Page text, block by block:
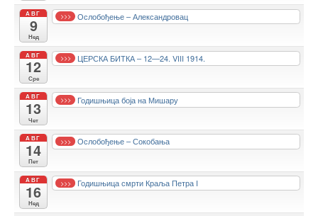
АВГ
9
Нед
>>> Ослобођење – Александровац
АВГ
12
Сре
>>> ЦЕРСКА БИТКА – 12—24. VIII 1914.
АВГ
13
Чет
>>> Годишњица боја на Мишару
АВГ
14
Пет
>>> Ослобођење – Сокобања
АВГ
16
Нед
>>> Годишњица смрти Краља Петра I